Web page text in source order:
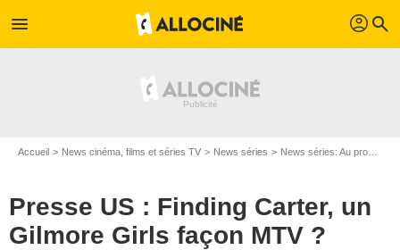
menu profil search
Accueil News cinéma, films et séries TV News séries News séries: Au programme
Presse US : Finding Carter, un
Gilmore Girls façon MTV ?